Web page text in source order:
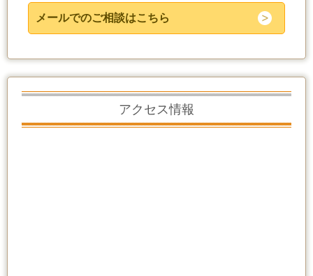
メールでのご相談はこちら
アクセス情報